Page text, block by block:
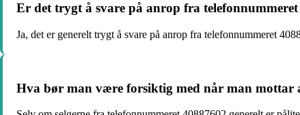
Er det trygt å svare på anrop fra telefonnummeret
Ja, det er generelt trygt å svare på anrop fra telefonnummeret
Hva bør man være forsiktig med når man mottar